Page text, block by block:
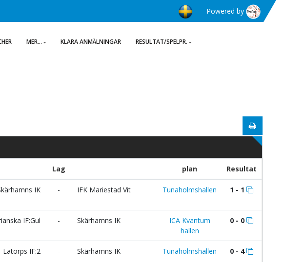
Powered by
MER... KLARA ANMÄLNINGAR RESULTAT/SPELPR.
Lag plan Resultat
IK - IFK Mariestad Vit Tunaholmshallen 1 - 1
IF:Gul - Skärhamns IK
ICA Kvantum
hallen
0 - 0
Latorps IF:2 - Skärhamns IK Tunaholmshallen 0 - 4